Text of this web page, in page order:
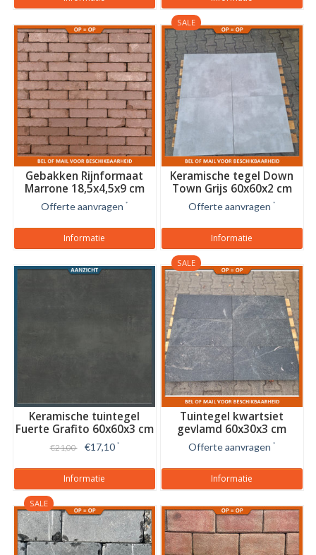
SALE
Gebakken Rijnformaat
Marrone 18,5x4,5x9 cm
Offerte aanvragen *
Informatie
SALE
Keramische tegel Down
Town Grijs 60x60x2 cm
Offerte aanvragen *
Informatie
SALE
Keramische tuintegel
Fuerte Grafito 60x60x3 cm
€21,00 €17,10 *
Informatie
Tuintegel kwartsiet
gevlamd 60x30x3 cm
Offerte aanvragen *
Informatie